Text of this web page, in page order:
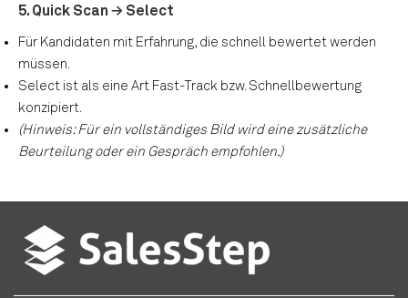
5. Quick Scan → Select
Für Kandidaten mit Erfahrung, die schnell bewertet werden
müssen.
Select ist als eine Art Fast-Track bzw. Schnellbewertung
konzipiert.
(Hinweis: Für ein vollständiges Bild wird eine zusätzliche
Beurteilung oder ein Gespräch empfohlen.)